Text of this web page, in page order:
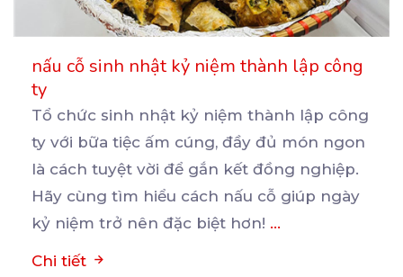
nấu cỗ sinh nhật kỷ niệm thành lập công
ty
Tổ chức sinh nhật kỷ niệm thành lập công
ty với bữa tiệc ấm cúng, đầy đủ món ngon
là cách tuyệt vời để gắn kết đồng nghiệp.
Hãy cùng tìm hiểu cách nấu cỗ giúp ngày
kỷ niệm trở nên đặc biệt hơn! ...
Chi tiết